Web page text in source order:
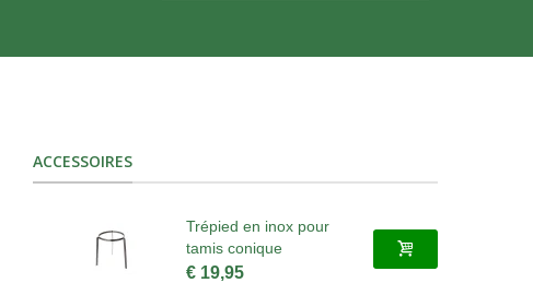
ACCESSOIRES
Trépied en inox pour
tamis conique
€ 19,95